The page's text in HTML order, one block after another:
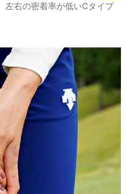
左右の密着率が低いCタイプ